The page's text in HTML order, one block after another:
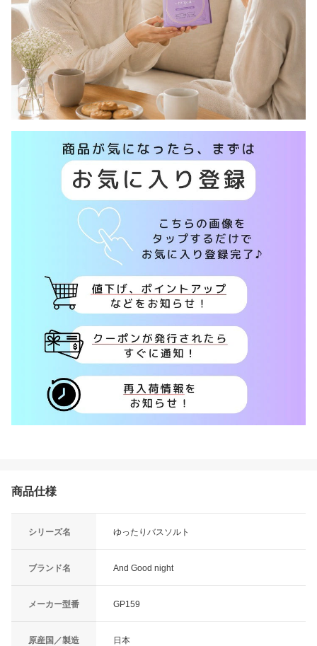
商品仕様
シリーズ名 ゆったりバスソルト
ブランド名 And Good night
メーカー型番 GP159
原産国／製造
日本